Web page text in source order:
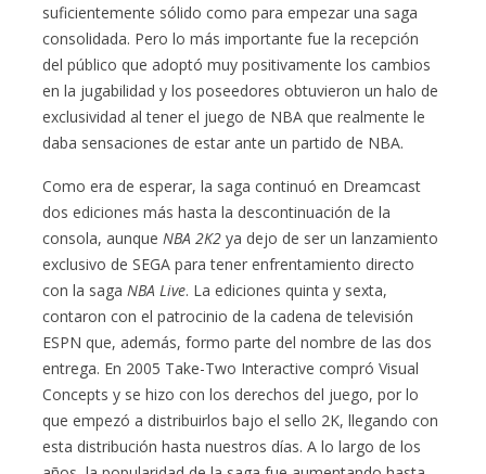
suficientemente sólido como para empezar una saga
consolidada. Pero lo más importante fue la recepción
del público que adoptó muy positivamente los cambios
en la jugabilidad y los poseedores obtuvieron un halo de
exclusividad al tener el juego de NBA que realmente le
daba sensaciones de estar ante un partido de NBA.
Como era de esperar, la saga continuó en Dreamcast
dos ediciones más hasta la descontinuación de la
consola, aunque NBA 2K2 ya dejo de ser un lanzamiento
exclusivo de SEGA para tener enfrentamiento directo
con la saga NBA Live. La ediciones quinta y sexta,
contaron con el patrocinio de la cadena de televisión
ESPN que, además, formo parte del nombre de las dos
entrega. En 2005 Take-Two Interactive compró Visual
Concepts y se hizo con los derechos del juego, por lo
que empezó a distribuirlos bajo el sello 2K, llegando con
esta distribución hasta nuestros días. A lo largo de los